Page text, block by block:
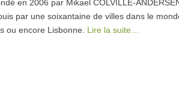
en 2006 par Mikael COLVILLE-
par une soixantaine de villes dans le
ou encore Lisbonne. Lire la suite…